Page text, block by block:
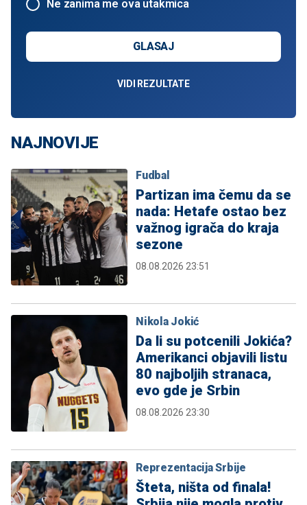
Ne zanima me ova utakmica
GLASAJ
VIDI REZULTATE
NAJNOVIJE
Fudbal
Partizan ima čemu da se
nada: Hetafe ostao bez
važnog igrača do kraja
sezone
08.08.2026 23:51
Nikola Jokić
Da li su potcenili Jokića?
Amerikanci objavili listu
80 najboljih stranaca,
evo gde je Srbin
08.08.2026 23:30
Reprezentacija Srbije
Šteta, ništa od finala!